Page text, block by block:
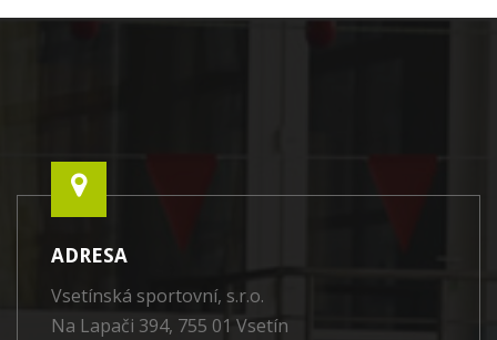
ADRESA
Vsetínská sportovní, s.r.o.
Na Lapači 394, 755 01 Vsetín